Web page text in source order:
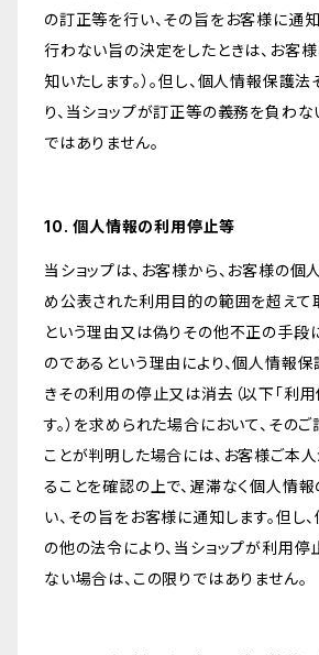
の訂正等を行い、その旨をお客様に通
行わない旨の決定をしたときは、お客
知いたします。）。但し、個人情報保護
り、当ショップが訂正等の義務を負わな
ではありません。
10. 個人情報の利用停止等
当ショップは、お客様から、お客様の個
め公表された利用目的の範囲を超えて
という理由又は偽りその他不正の手段
のであるという理由により、個人情報
きその利用の停止又は消去（以下「利用
す。）を求められた場合において、その
ことが判明した場合には、お客様ご本
ることを確認の上で、遅滞なく個人情
い、その旨をお客様に通知します。但し
の他の法令により、当ショップが利用
ない場合は、この限りではありません。